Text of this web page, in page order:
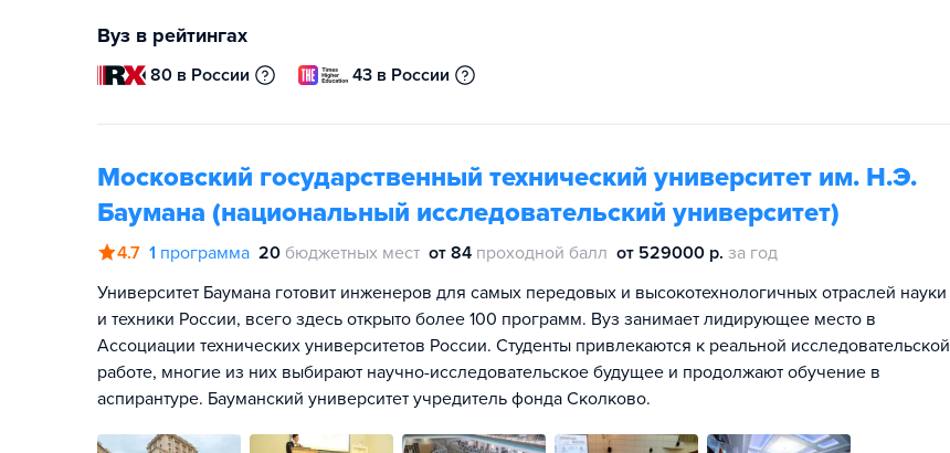
Вуз в рейтингах
80 в России 43 в России
Московский государственный технический университет им. Н.Э.
Баумана (национальный исследовательский университет)
4.7 1 программа 20 бюджетных мест от 84 проходной балл от 529000 р. за год
Университет Баумана готовит инженеров для самых передовых и высокотехнологичных отраслей науки
и техники России, всего здесь открыто более 100 программ. Вуз занимает лидирующее место в
Ассоциации технических университетов России. Студенты привлекаются к реальной исследовательской
работе, многие из них выбирают научно-исследовательское будущее и продолжают обучение в
аспирантуре. Бауманский университет учредитель фонда Сколково.